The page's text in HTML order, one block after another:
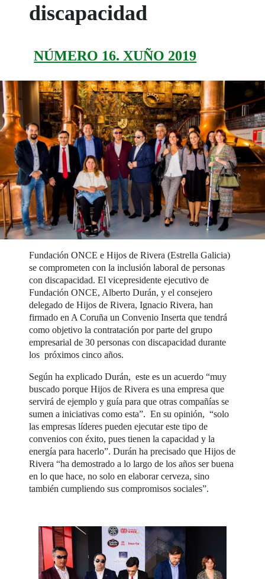
discapacidad
NÚMERO 16. XUÑO 2019
Fundación ONCE e Hijos de Rivera (Estrella Galicia)
se comprometen con la inclusión laboral de personas
con discapacidad. El vicepresidente ejecutivo de
Fundación ONCE, Alberto Durán, y el consejero
delegado de Hijos de Rivera, Ignacio Rivera, han
firmado en A Coruña un Convenio Inserta que tendrá
como objetivo la contratación por parte del grupo
empresarial de 30 personas con discapacidad durante
los próximos cinco años.
Según ha explicado Durán, este es un acuerdo “muy
buscado porque Hijos de Rivera es una empresa que
servirá de ejemplo y guía para que otras compañías se
sumen a iniciativas como esta”. En su opinión, “solo
las empresas líderes pueden ejecutar este tipo de
convenios con éxito, pues tienen la capacidad y la
energía para hacerlo”. Durán ha precisado que Hijos de
Rivera “ha demostrado a lo largo de los años ser buena
en lo que hace, no solo en elaborar cerveza, sino
también cumpliendo sus compromisos sociales”.